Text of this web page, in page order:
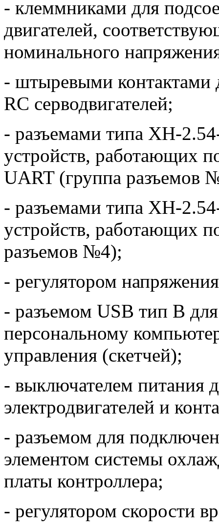
- клеммниками для
двигателей,
номинального
- штыревыми контактами
RC серводвигателей;
- разъемами типа XH-
устройств, работающих
UART (группа разъемов
- разъемами типа XH-
устройств, работающих
разъемов №4);
- регулятором
- разъемом USB тип В
персональному
управления (скетчей);
- выключателем питания
электродвигателей и
- разъемом для
элементом системы
платы контроллера;
- регулятором скорости